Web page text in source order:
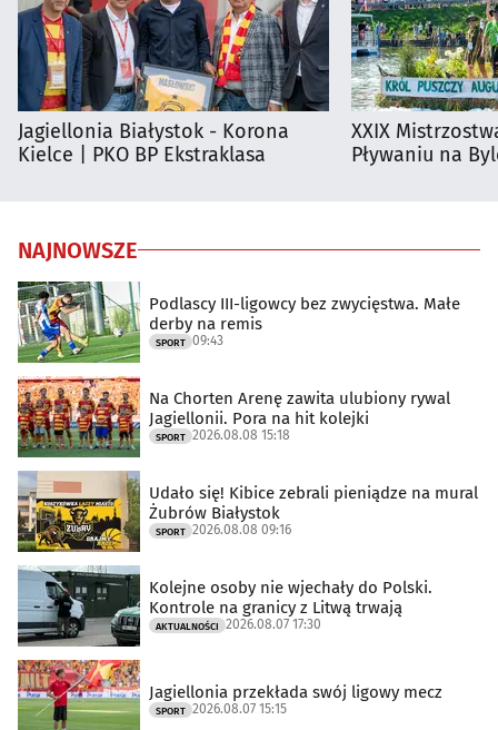
Jagiellonia Białystok - Korona
Kielce | PKO BP Ekstraklasa
XXIX
Pływaniu na
NAJNOWSZE
Podlascy III-ligowcy bez zwycięstwa. Małe
derby na remis
SPORT 09:43
Na Chorten Arenę zawita ulubiony rywal
Jagiellonii. Pora na hit kolejki
SPORT 2026.08.08 15:18
Udało się! Kibice zebrali pieniądze na mural
Żubrów Białystok
SPORT 2026.08.08 09:16
Kolejne osoby nie wjechały do Polski.
Kontrole na granicy z Litwą trwają
AKTUALNOŚCI 2026.08.07 17:30
Jagiellonia przekłada swój ligowy mecz
SPORT 2026.08.07 15:15